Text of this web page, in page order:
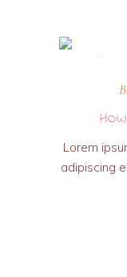
31 octobre
Lorem
adipiscing